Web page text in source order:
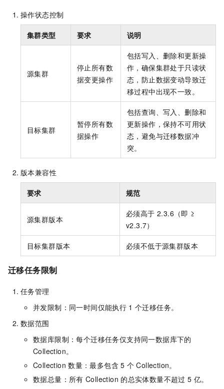
操作状态控制
集群类型 要求 说明
源集群
停止所有数
据变更操作
包括写入、删除和更新操
作，确保集群处于只读状
态，防止数据变动导致迁
移过程中出现不一致。
目标集群
暂停所有数
据操作
包括查询、写入、删除和
更新操作，保持不可用状
态，避免与迁移数据冲
突。
版本兼容性
要求 规范
源集群版本
必须高于 2.3.6（即 ≥
v2.3.7）
目标集群版本 必须不低于源集群版本
迁移任务限制
任务管理
并发限制：同一时间仅能执行 1 个迁移任务。
数据范围
数据库限制：每个迁移任务仅支持同一数据库下的
Collection。
Collection 数量：最多包含 5 个 Collection。
数据总量：所有 Collection 的总实体数量不超过 5 亿。